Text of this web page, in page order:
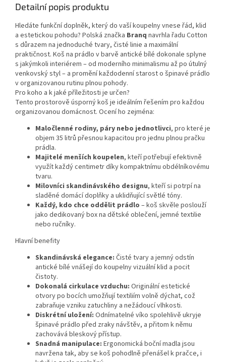
Detailní popis produktu
Hledáte funkční doplněk, který do vaší koupelny vnese řád, klid
a estetickou pohodu? Polská značka Branq navrhla řadu Cotton
s důrazem na jednoduché tvary, čisté linie a maximální
praktičnost. Koš na prádlo v barvě antické bílé dokonale splyne
s jakýmkoli interiérem – od moderního minimalismu až po útulný
venkovský styl – a promění každodenní starost o špinavé prádlo
v organizovanou rutinu plnou pohody.
Pro koho a k jaké příležitosti je určen?
Tento prostorově úsporný koš je ideálním řešením pro každou
organizovanou domácnost. Ocení ho zejména:
Maločlenné rodiny, páry nebo jednotlivci, pro které je
objem 35 litrů přesnou kapacitou pro jednu plnou pračku
prádla.
Majitelé menších koupelen, kteří potřebují efektivně
využít každý centimetr díky kompaktnímu obdélníkovému
tvaru.
Milovníci skandinávského designu, kteří si potrpí na
sladěné domácí doplňky a uklidňující světlé tóny.
Každý, kdo chce oddělit prádlo – koš skvěle poslouží
jako dedikovaný box na dětské oblečení, jemné textilie
nebo ručníky.
Hlavní benefity
Skandinávská elegance: Čisté tvary a jemný odstín
antické bílé vnášejí do koupelny vizuální klid a pocit
čistoty.
Dokonalá cirkulace vzduchu: Originální estetické
otvory po bocích umožňují textiliím volně dýchat, což
zabraňuje vzniku zatuchliny a nežádoucí vlhkosti.
Diskrétní uložení: Odnímatelné víko spolehlivě ukryje
špinavé prádlo před zraky návštěv, a přitom k němu
zachovává bleskový přístup.
Snadná manipulace: Ergonomická boční madla jsou
navržena tak, aby se koš pohodlně přenášel k pračce, i